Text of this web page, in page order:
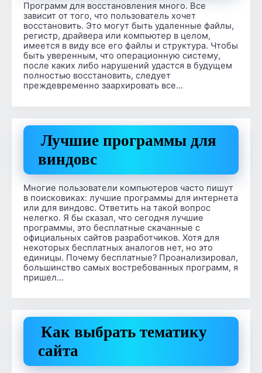
Программ для восстановления много. Все
зависит от того, что пользователь хочет
восстановить. Это могут быть удаленные файлы,
регистр, драйвера или компьютер в целом,
имеется в виду все его файлы и структура. Чтобы
быть уверенным, что операционную систему,
после каких либо нарушений удастся в будущем
полностью восстановить, следует
преждевременно заархировать все…
Лучшие программы для
виндовс
Многие пользователи компьютеров часто пишут
в поисковиках: лучшие программы для интернета
или для виндовс. Ответить на такой вопрос
нелегко. Я бы сказал, что сегодня лучшие
программы, это бесплатные скачанные с
официальных сайтов разработчиков. Хотя для
некоторых бесплатных аналогов нет, но это
единицы. Почему бесплатные? Проанализировал,
большинство самых востребованных программ, я
пришел…
Как выбрать тематику
сайта